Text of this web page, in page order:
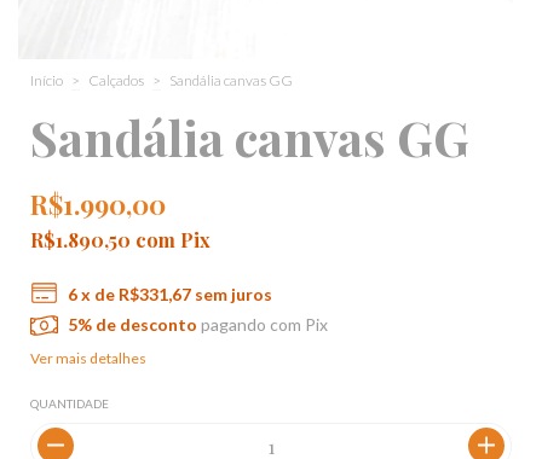
Início > Calçados > Sandália canvas GG
Sandália canvas GG
R$1.990,00
R$1.890,50 com Pix
6x de R$331,67 sem juros
5% de desconto pagando com Pix
Ver mais detalhes
QUANTIDADE